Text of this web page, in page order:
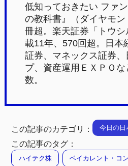
低知っておきたい ファ
の教科書』（ダイヤモ
冊超。楽天証券「トウ
載11年、570回超。日本
証券、マネックス証券
プ、資産運用ＥＸＰＯ
数。
この記事のカテゴリ： 今日の日
この記事のタグ：
ハイテク株 ベイカレント・コ